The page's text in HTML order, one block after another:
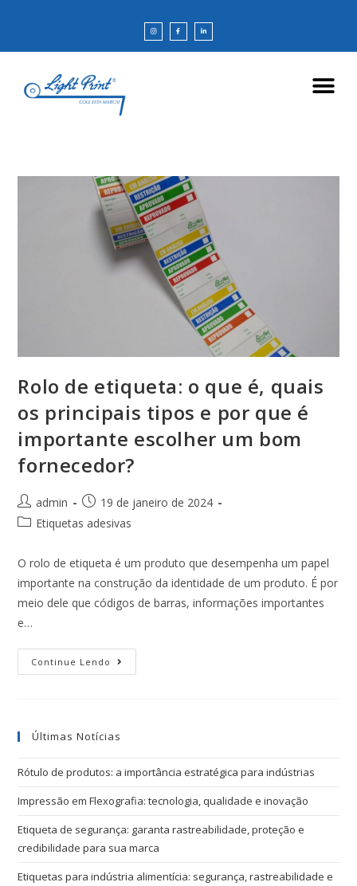
Rolo de etiqueta: o que é, quais
os principais tipos e por que é
importante escolher um bom
fornecedor?
admin
19 de janeiro de 2024
Etiquetas adesivas
O rolo de etiqueta é um produto que desempenha um papel
importante na construção da identidade de um produto. É por
meio dele que códigos de barras, informações importantes
e…
Continue Lendo
Últimas Notícias
Rótulo de produtos: a importância estratégica para indústrias
Impressão em Flexografia: tecnologia, qualidade e inovação
Etiqueta de segurança: garanta rastreabilidade, proteção e
credibilidade para sua marca
Etiquetas para indústria alimentícia: segurança, rastreabilidade e